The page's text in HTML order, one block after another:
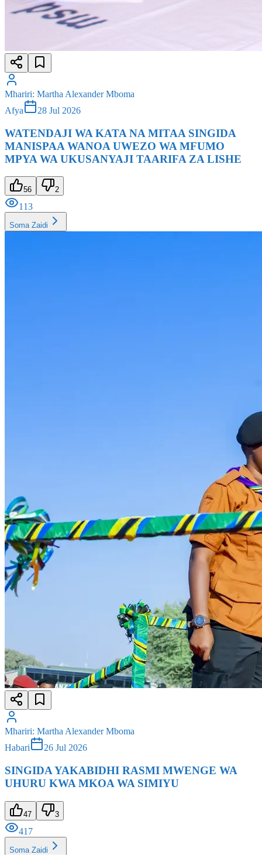
Mhariri: Martha Alexander Mboma
Afya
28 Jul 2026
WATENDAJI WA KATA NA MITAA SINGIDA
MANISPAA WANOA UWEZO WA MFUMO
MPYA WA UKUSANYAJI TAARIFA ZA LISHE
56 2
113
Soma Zaidi
Mhariri: Martha Alexander Mboma
Habari
26 Jul 2026
SINGIDA YAKABIDHI RASMI MWENGE WA
UHURU KWA MKOA WA SIMIYU
47 3
417
Soma Zaidi